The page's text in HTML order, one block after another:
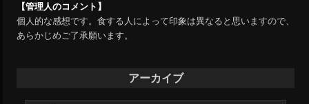
【管理人のコメント】
個人的な感想です。食する人によって印象は異なると思いますので、
あらかじめご了承願います。
アーカイブ